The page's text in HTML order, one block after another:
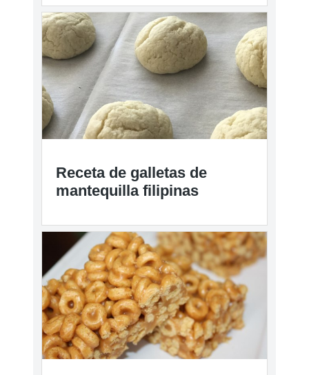
Receta de galletas de
mantequilla filipinas